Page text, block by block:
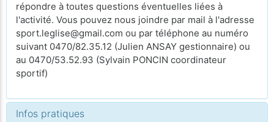
répondre à toutes questions éventuelles liées à
l'activité. Vous pouvez nous joindre par mail à l'adresse
sport.leglise@gmail.com ou par téléphone au numéro
suivant 0470/82.35.12 (Julien ANSAY gestionnaire) ou
au 0470/53.52.93 (Sylvain PONCIN coordinateur
sportif)
Infos pratiques